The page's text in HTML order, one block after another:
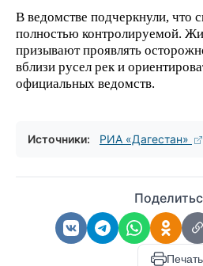
В ведомстве подчеркнули, что
полностью контролируемой.
призывают проявлять
вблизи русел рек и
официальных ведомств.
Источники: РИА «Дагестан»
Печать